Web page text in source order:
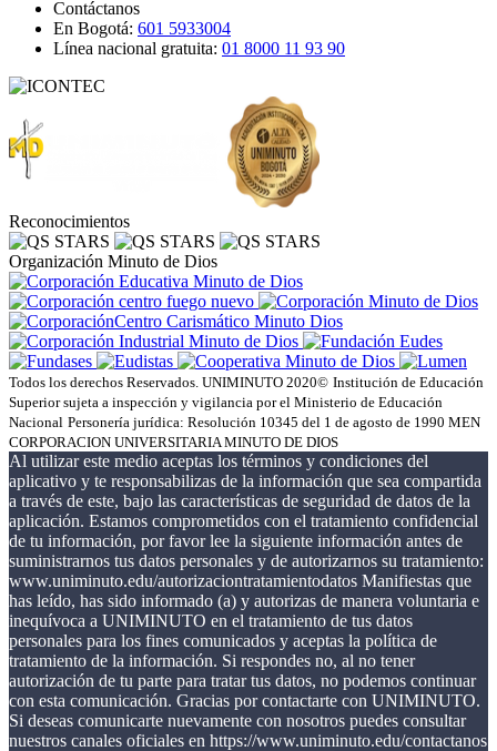
Contáctanos
En Bogotá: 601 5933004
Línea nacional gratuita: 01 8000 11 93 90
Reconocimientos
Organización Minuto de Dios
Todos los derechos Reservados. UNIMINUTO 2020© Institución de Educación
Superior sujeta a inspección y vigilancia por el Ministerio de Educación
Nacional Personería jurídica: Resolución 10345 del 1 de agosto de 1990 MEN
CORPORACION UNIVERSITARIA MINUTO DE DIOS
Al utilizar este medio aceptas los términos y condiciones del
aplicativo y te responsabilizas de la información que sea compartida
a través de este, bajo las características de seguridad de datos de la
aplicación. Estamos comprometidos con el tratamiento confidencial
de tu información, por favor lee la siguiente información antes de
suministrarnos tus datos personales y de autorizarnos su tratamiento:
www.uniminuto.edu/autorizaciontratamientodatos Manifiestas que
has leído, has sido informado (a) y autorizas de manera voluntaria e
inequívoca a UNIMINUTO en el tratamiento de tus datos
personales para los fines comunicados y aceptas la política de
tratamiento de la información. Si respondes no, al no tener
autorización de tu parte para tratar tus datos, no podemos continuar
con esta comunicación. Gracias por contactarte con UNIMINUTO.
Si deseas comunicarte nuevamente con nosotros puedes consultar
nuestros canales oficiales en https://www.uniminuto.edu/contactanos